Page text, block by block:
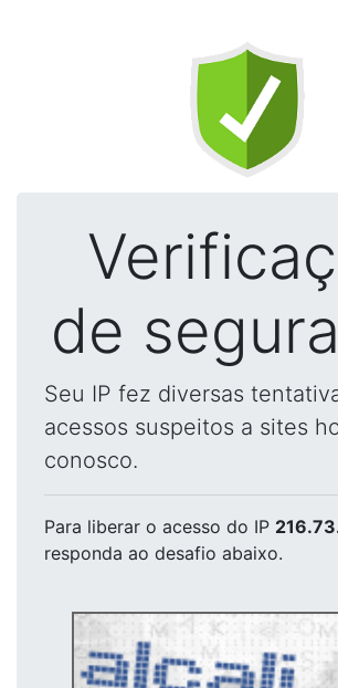
de
Seu IP fez diversas
acessos suspeitos a sites
conosco.
Para liberar o acesso do IP
responda ao desafio abaixo.